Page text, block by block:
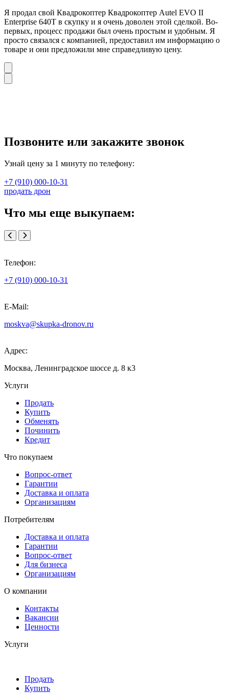
Я продал свой Квадрокоптер Квадрокоптер Autel EVO II
Enterprise 640T в скупку и я очень доволен этой сделкой. Во-
первых, процесс продажи был очень простым и удобным. Я
просто связался с компанией, предоставил им информацию о
товаре и они предложили мне справедливую цену.
Позвоните или закажите звонок
Узнай цену за 1 минуту по телефону:
+7 (910) 000-10-31
продать дрон
Что мы еще выкупаем:
Телефон:
+7 (910) 000-10-31
E-Mail:
moskva@skupka-dronov.ru
Адрес:
Москва, Ленинградское шоссе д. 8 к3
Услуги
Продать
Купить
Обменять
Починить
Кредит
Что покупаем
Вопрос-ответ
Гарантии
Доставка и оплата
Организациям
Потребителям
Доставка и оплата
Гарантии
Вопрос-ответ
Для бизнеса
Организациям
О компании
Контакты
Вакансии
Ценности
Услуги
Продать
Купить